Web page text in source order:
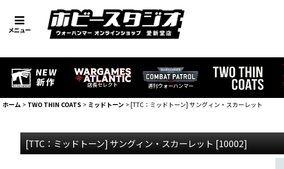
メニュー
店長セレクト 週刊ウォーハンマー
ホーム > TWO THIN COATS > ミッドトーン >[TTC：ミッドトーン] サングィン・スカーレット
[TTC：ミッドトーン] サングィン・スカーレット [10002]